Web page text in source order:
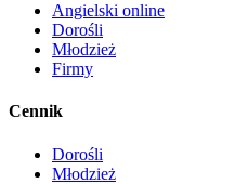
Angielski online
Dorośli
Młodzież
Firmy
Cennik
Dorośli
Młodzież